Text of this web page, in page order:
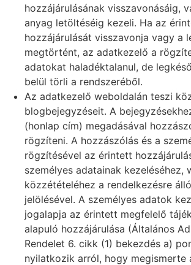
hozzájárulásának visszavonásáig,
anyag letöltéséig kezeli. Ha az
hozzájárulását visszavonja vagy a
megtörtént, az adatkezelő a
adatokat haladéktalanul, de
belül törli a rendszeréből.
Az adatkezelő weboldalán teszi
blogbejegyzéseit. A
(honlap cím) megadásával
rögzíteni. A hozzászólás és a
rögzítésével az érintett
személyes adatainak kezeléséhez,
közzétételéhez a rendelkezésre
jelölésével. A személyes adatok
jogalapja az érintett megfelelő
alapuló hozzájárulása (Általános
Rendelet 6. cikk (1) bekezdés a)
nyilatkozik arról, hogy megismerte